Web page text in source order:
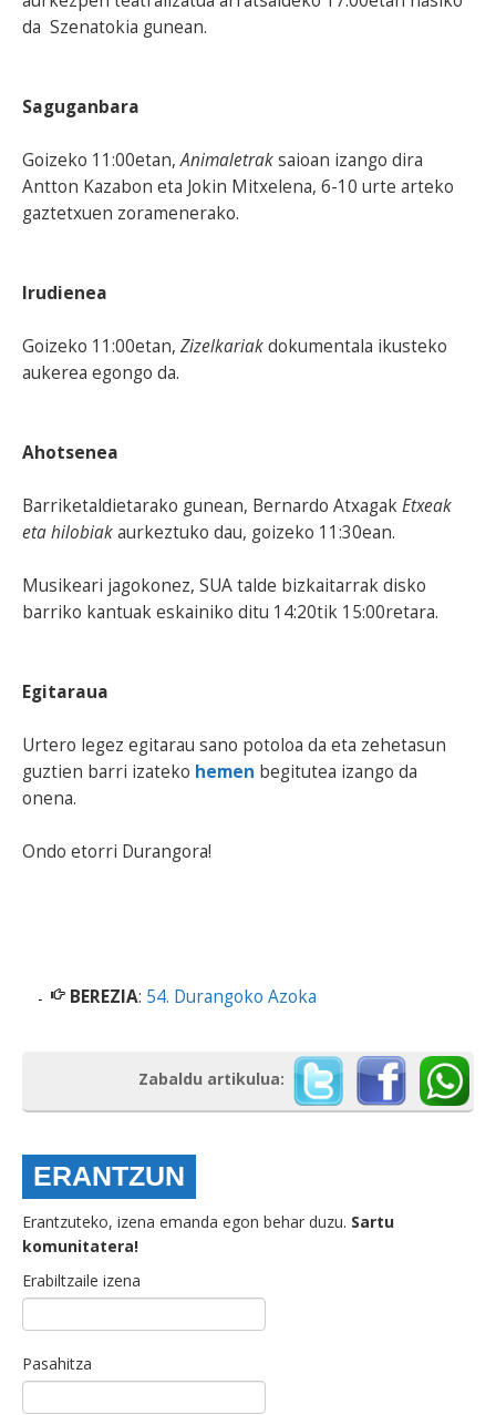
da Szenatokia gunean.
Saguganbara
Goizeko 11:00etan,Animaletraksaioan izango dira
Antton Kazabon eta Jokin Mitxelena, 6-10 urte arteko
gaztetxuen zoramenerako.
Irudienea
Goizeko 11:00etan, Zizelkariakdokumentala ikusteko
aukerea egongo da.
Ahotsenea
Barriketaldietarako gunean, Bernardo AtxagakEtxeak
eta hilobiakaurkeztuko dau, goizeko 11:30ean.
Musikeari jagokonez, SUA talde bizkaitarrak disko
barriko kantuak eskainiko ditu 14:20tik 15:00retara.
Egitaraua
Urtero legez egitarau sano potoloa da eta zehetasun
guztien barri izateko hemen begitutea izango da
onena.
Ondo etorri Durangora!
BEREZIA: 54. Durangoko Azoka
Zabaldu artikulua:
ERANTZUN
Erantzuteko, izena emanda egon behar duzu. Sartu
komunitatera!
Erabiltzaile izena
Pasahitza